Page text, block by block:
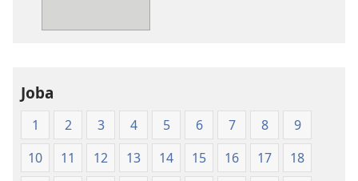
(2008)Vaovao
(2008)
Joba
1 2 3 4 5 6 7 8
9
10
11 12 13 14 15 16 17
18